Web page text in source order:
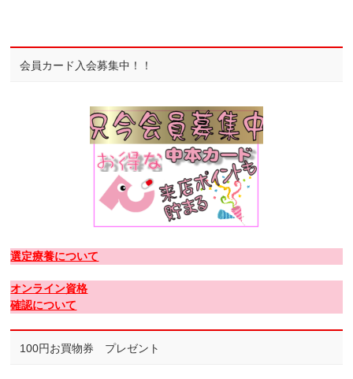
会員カード入会募集中！！
選定療養について
オンライン資格
確認について
100円お買物券 プレゼント